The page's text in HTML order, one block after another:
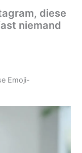
diese
niemand
Emoji-